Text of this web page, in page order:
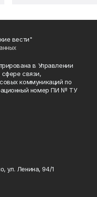
вести"
в Управлении
связи,
коммуникаций по
номер ПИ № ТУ
ул. Ленина, 94/1